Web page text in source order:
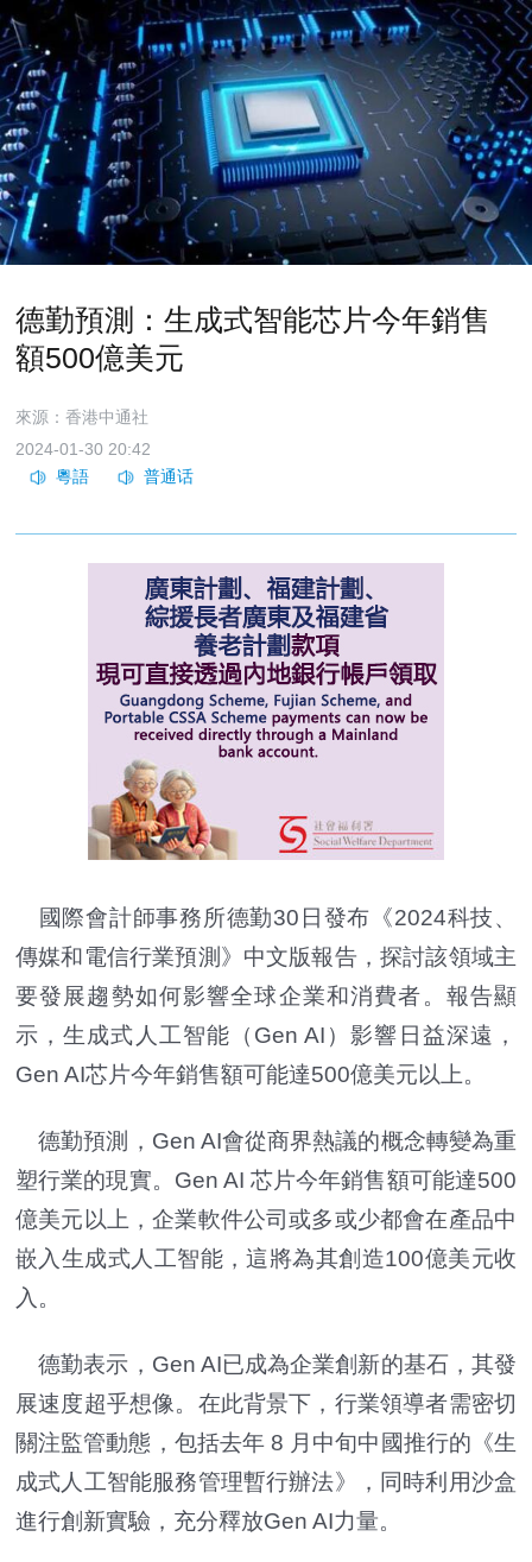
德勤預測：生成式智能芯片今年銷售
額500億美元
來源：香港中通社
2024-01-30 20:42
國際會計師事務所德勤30日發布《2024科技、
傳媒和電信行業預測》中文版報告，探討該領域主
要發展趨勢如何影響全球企業和消費者。報告顯
示，生成式人工智能（Gen AI）影響日益深遠，
Gen AI芯片今年銷售額可能達500億美元以上。
德勤預測，Gen AI會從商界熱議的概念轉變為重
塑行業的現實。Gen AI 芯片今年銷售額可能達500
億美元以上，企業軟件公司或多或少都會在產品中
嵌入生成式人工智能，這將為其創造100億美元收
入。
德勤表示，Gen AI已成為企業創新的基石，其發
展速度超乎想像。在此背景下，行業領導者需密切
關注監管動態，包括去年 8 月中旬中國推行的《生
成式人工智能服務管理暫行辦法》，同時利用沙盒
進行創新實驗，充分釋放Gen AI力量。